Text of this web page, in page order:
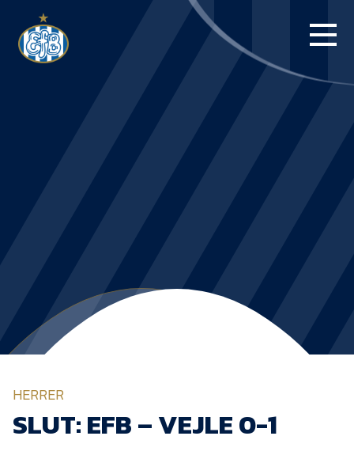
BLUE WATER
NYHEDER
HERRER
SLUT: EFB – VEJLE 0-1